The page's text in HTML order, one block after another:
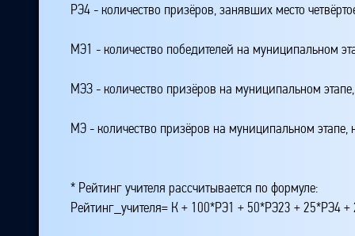
РЭ4 - количество призёров, занявших место
МЭ1 - количество победителей на муниципальном
МЭЗ - количество призёров на муниципальном
МЭ - количество призёров на муниципальном
* Рейтинг учителя рассчитывается по формуле:
Рейтинг_учителя= К + 100*РЭ1 + 50*РЭ23 +